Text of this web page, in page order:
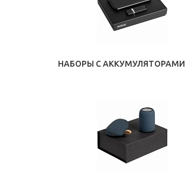
НАБОРЫ С АККУМУЛЯТОРАМИ